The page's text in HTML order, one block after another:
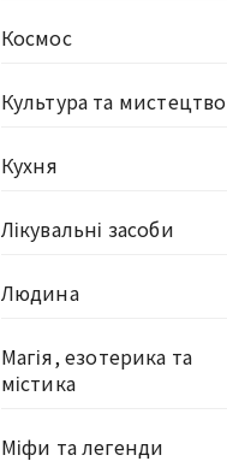
Космос
Культура та мистецтво
Кухня
Лікувальні засоби
Людина
Магія, езотерика та
містика
Міфи та легенди